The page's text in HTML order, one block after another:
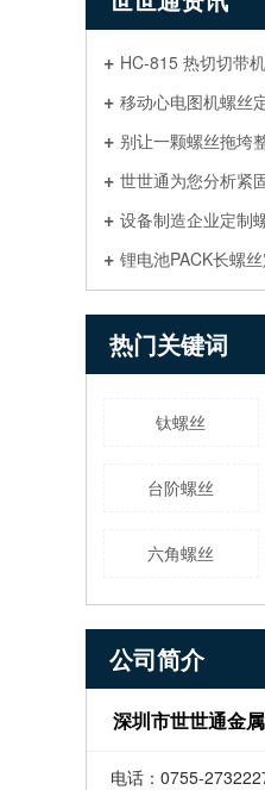
HC-815 热切切带机超长非标螺杆
移动心电图机螺丝定制方案
别让一颗螺丝拖垮整机精度！特
世世通为您分析紧
设备制造企业定制螺丝返单：
锂电池PACK长螺丝定制
热门关键词
钛螺丝
台阶螺丝
六角螺丝
公司简介
深圳市世世通金
电话：0755-